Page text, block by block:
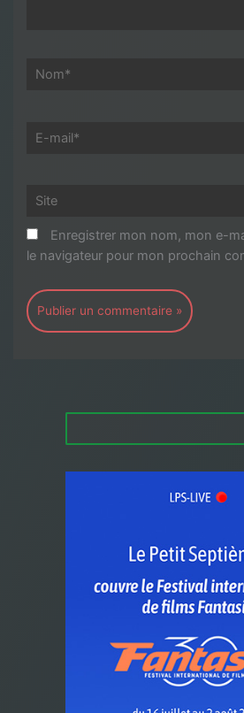
Nom*
E-
Site
Enregistrer mon nom, mon e-
le navigateur pour mon prochain